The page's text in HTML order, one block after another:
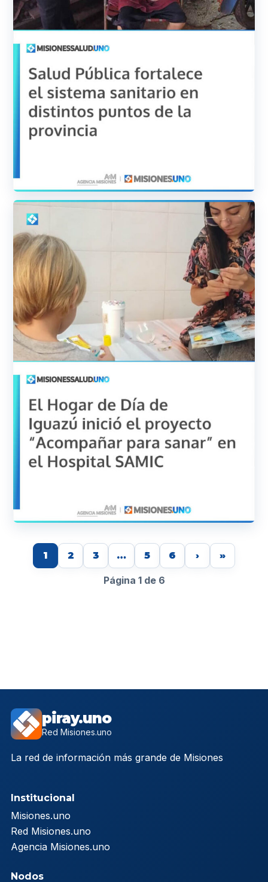
1 2 3 … 5 6 › »
Página 1 de 6
piray.uno
Red Misiones.uno
La red de información más grande de Misiones
Institucional
Misiones.uno
Red Misiones.uno
Agencia Misiones.uno
Nodos